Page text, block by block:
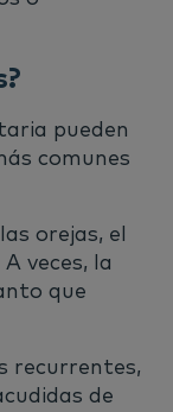
pueden
comunes
orejas, el
veces, la
que
recurrentes,
de